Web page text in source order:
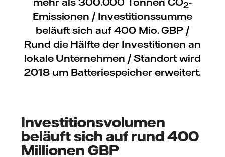
2
Emissionen / Investitionssumme
beläuft sich auf 400 Mio. GBP /
Rund die Hälfte der Investitionen an
lokale Unternehmen / Standort wird
2018 um Batteriespeicher erweitert.
Investitionsvolumen
beläuft sich auf rund 400
Millionen GBP